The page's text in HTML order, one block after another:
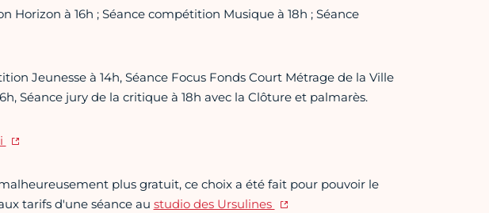
Horizon à 16h ; Séance compétition Musique à 18h ; Séance
Jeunesse à 14h, Séance Focus Fonds Court Métrage de la Ville
Séance jury de la critique à 18h avec la Clôture et palmarès.
plus gratuit, ce choix a été fait pour pouvoir le
tarifs d'une séance au studio des Ursulines